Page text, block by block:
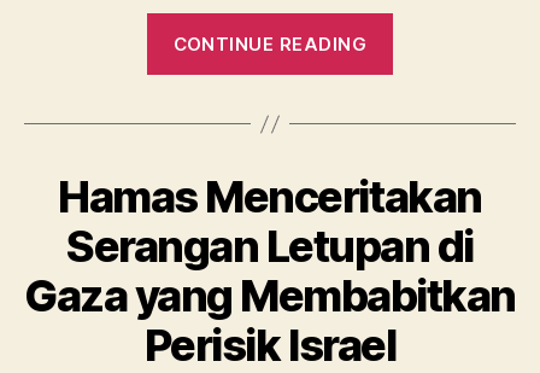
CONTINUE READING
menyertai
Palestin.”
Hamas Menceritakan
Serangan Letupan di
Gaza yang Membabitkan
Perisik Israel